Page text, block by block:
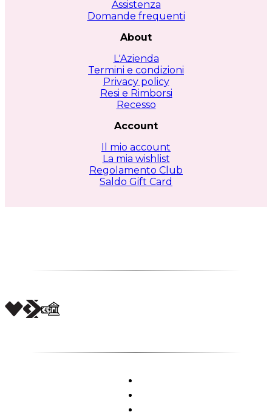
Assistenza
Domande frequenti
About
L'Azienda
Termini e condizioni
Privacy policy
Resi e Rimborsi
Recesso
Account
Il mio account
La mia wishlist
Regolamento Club
Saldo Gift Card